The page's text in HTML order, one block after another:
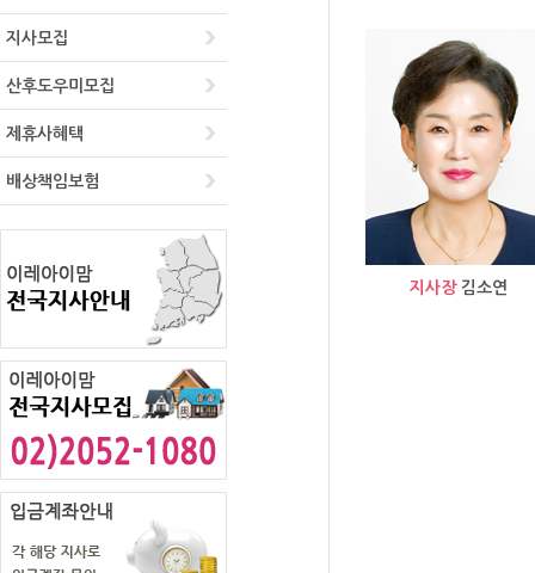
지사모집
산후도우미모집
제휴사혜택
배상책임보험
지사장 김소연